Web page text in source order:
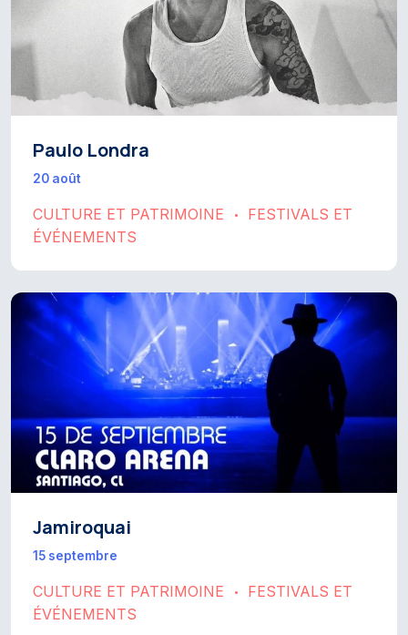
Paulo Londra
20 août
CULTURE ET PATRIMOINE •
FESTIVALS ET
ÉVÉNEMENTS
Jamiroquai
15 septembre
CULTURE ET PATRIMOINE •
FESTIVALS ET
ÉVÉNEMENTS